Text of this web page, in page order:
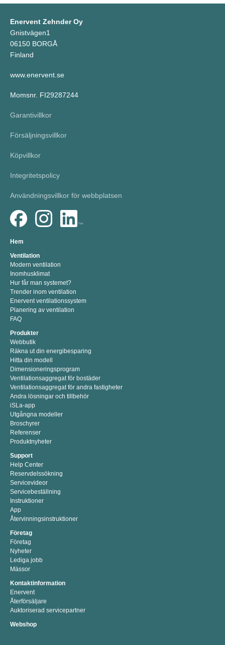
Enervent Zehnder Oy
Gnistvägen1
06150 BORGÅ
Finland
www.enervent.se
Momsnr. FI29287244
Garantivillkor
Försäljningsvillkor
Köpvillkor
Integritetspolicy
Användningsvillkor för webbplatsen
Hem
Ventilation
Modern ventilation
Inomhusklimat
Hur får man systemet?
Trender inom ventilation
Enervent ventilationssystem
Planering av ventilation
FAQ
Produkter
Webbutik
Räkna ut din energibesparing
Hitta din modell
Dimensioneringsprogram
Ventilationsaggregat för bostäder
Ventilationsaggregat för andra fastigheter
Andra lösningar och tillbehör
iSLa-app
Utgångna modeller
Broschyrer
Referenser
Produktnyheter
Support
Help Center
Reservdelssökning
Servicevideor
Servicebeställning
Instruktioner
App
Återvinningsinstruktioner
Företag
Företag
Nyheter
Lediga jobb
Mässor
Kontaktinformation
Enervent
Återförsäljare
Auktoriserad servicepartner
Webshop